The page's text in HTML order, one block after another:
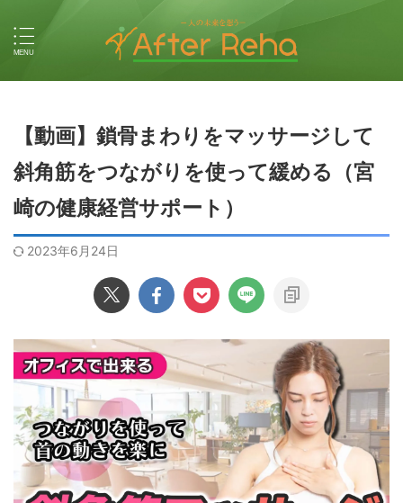
【動画】鎖骨まわりをマッサージして
斜角筋をつながりを使って緩める（宮
崎の健康経営サポート）
2023年6月24日